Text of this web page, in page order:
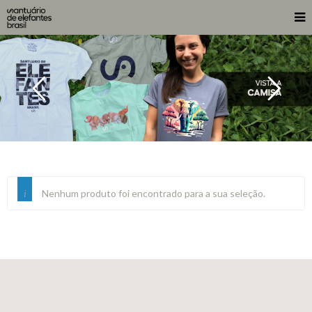
Nenhum produto foi encontrado para a sua seleção.